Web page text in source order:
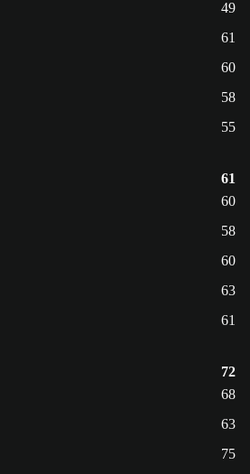
49
61
60
58
55
61
60
58
60
63
61
72
68
63
75